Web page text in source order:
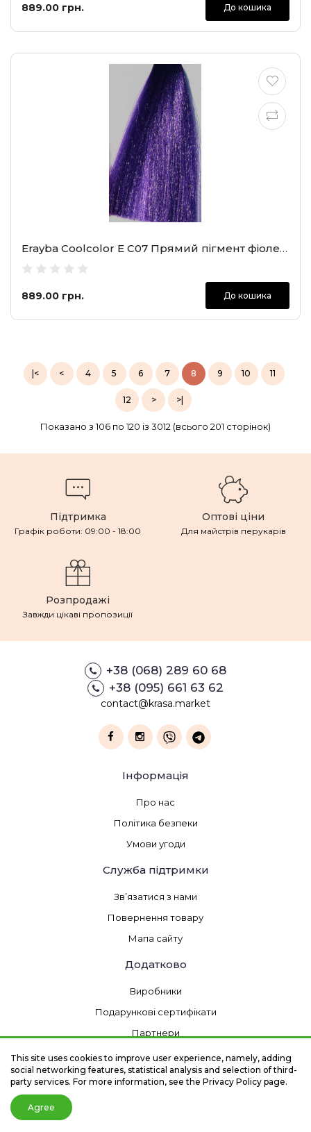
889.00 грн. До кошика
Erayba Coolcolor E C07 Прямий пігмент фіолетова ягода, 100 мл
889.00 грн. До кошика
|< < 4 5 6 7 8 9 10 11
12 > >|
Показано з 106 по 120 із 3012 (всього 201 сторінок)
Підтримка
Графік роботи: 09:00 - 18:00
Оптові ціни
Для майстрів перукарів
Розпродажі
Завжди цікаві пропозиції
+38 (068) 289 60 68
+38 (095) 661 63 62
contact@krasa.market
Інформація
Про нас
Політика безпеки
Умови угоди
Служба підтримки
Зв’язатися з нами
Повернення товару
Мапа сайту
Додатково
Виробники
Подарункові сертифікати
Партнери
Товари зі знижкою
Інтернет магазин Краса Маркет - Товари для салонів краси
This site uses cookies to improve user experience, namely, adding
social networking features, statistical analysis and selection of third-
party services. For more information, see the Privacy Policy page.
Agree